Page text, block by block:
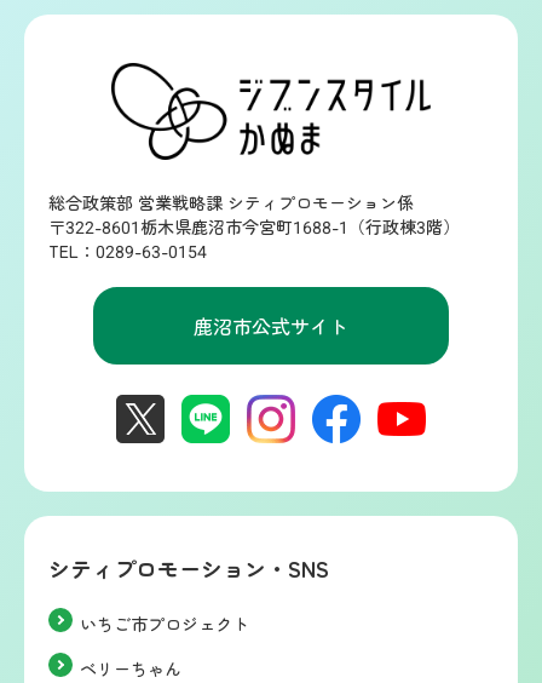
総合政策部 営業戦略課 シティプロモーション係
〒322-8601栃木県鹿沼市今宮町1688-1（行政棟3階）
TEL：0289-63-0154
鹿沼市公式サイト
シティプロモーション・SNS
いちご市プロジェクト
ベリーちゃん